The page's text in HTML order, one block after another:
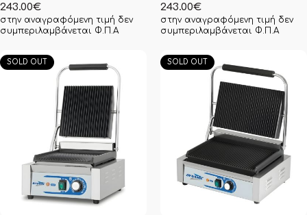
243.00€
στην αναγραφόμενη τιμή δεν
συμπεριλαμβάνεται Φ.Π.Α
243.00€
στην αναγραφόμενη τιμή δεν
συμπεριλαμβάνεται Φ.Π.Α
SOLD OUT SOLD OUT